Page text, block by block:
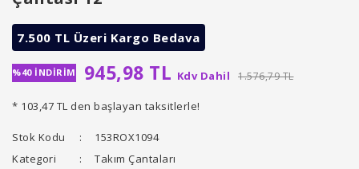
7.500 TL Üzeri Kargo Bedava
%40 İNDİRİM 945,98 TL Kdv Dahil 1.576,79 TL
* 103,47 TL den başlayan taksitlerle!
Stok Kodu
153ROX1094
Kategori
Takım Çantaları